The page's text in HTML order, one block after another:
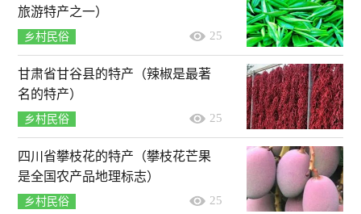
旅游特产之一）
乡村民俗 25
甘肃省甘谷县的特产（辣椒是最著
名的特产）
乡村民俗 25
四川省攀枝花的特产（攀枝花芒果
是全国农产品地理标志）
乡村民俗 25